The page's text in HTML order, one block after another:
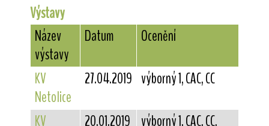
Výstavy
Název
výstavy
Datum Ocenění
KV
Netolice
27.04.2019 výborný 1, CAC, CC
KV
20.01.2019 výborný 1, CAC, CC,